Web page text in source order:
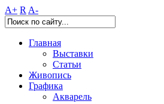
A+ R A-
Главная
Выставки
Статьи
Живопись
Графика
Акварель